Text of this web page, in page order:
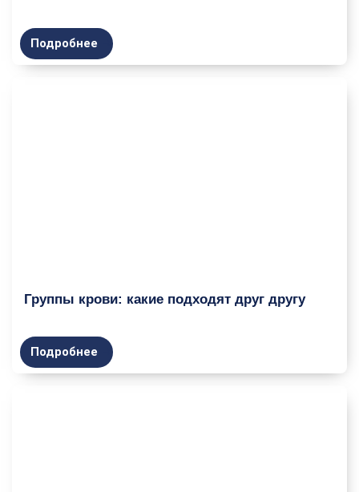
Подробнее
Группы крови: какие подходят друг другу
Подробнее